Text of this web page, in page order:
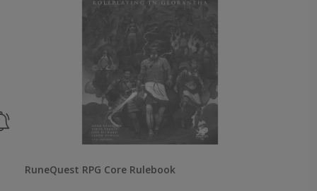
RuneQuest RPG Core Rulebook